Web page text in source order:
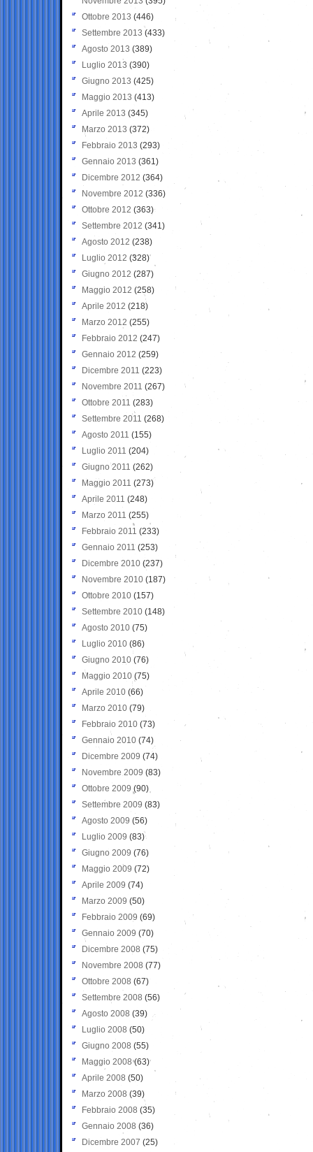
Ottobre 2013 (446)
Settembre 2013 (433)
Agosto 2013 (389)
Luglio 2013 (390)
Giugno 2013 (425)
Maggio 2013 (413)
Aprile 2013 (345)
Marzo 2013 (372)
Febbraio 2013 (293)
Gennaio 2013 (361)
Dicembre 2012 (364)
Novembre 2012 (336)
Ottobre 2012 (363)
Settembre 2012 (341)
Agosto 2012 (238)
Luglio 2012 (328)
Giugno 2012 (287)
Maggio 2012 (258)
Aprile 2012 (218)
Marzo 2012 (255)
Febbraio 2012 (247)
Gennaio 2012 (259)
Dicembre 2011 (223)
Novembre 2011 (267)
Ottobre 2011 (283)
Settembre 2011 (268)
Agosto 2011 (155)
Luglio 2011 (204)
Giugno 2011 (262)
Maggio 2011 (273)
Aprile 2011 (248)
Marzo 2011 (255)
Febbraio 2011 (233)
Gennaio 2011 (253)
Dicembre 2010 (237)
Novembre 2010 (187)
Ottobre 2010 (157)
Settembre 2010 (148)
Agosto 2010 (75)
Luglio 2010 (86)
Giugno 2010 (76)
Maggio 2010 (75)
Aprile 2010 (66)
Marzo 2010 (79)
Febbraio 2010 (73)
Gennaio 2010 (74)
Dicembre 2009 (74)
Novembre 2009 (83)
Ottobre 2009 (90)
Settembre 2009 (83)
Agosto 2009 (56)
Luglio 2009 (83)
Giugno 2009 (76)
Maggio 2009 (72)
Aprile 2009 (74)
Marzo 2009 (50)
Febbraio 2009 (69)
Gennaio 2009 (70)
Dicembre 2008 (75)
Novembre 2008 (77)
Ottobre 2008 (67)
Settembre 2008 (56)
Agosto 2008 (39)
Luglio 2008 (50)
Giugno 2008 (55)
Maggio 2008(63)
Aprile 2008 (50)
Marzo 2008 (39)
Febbraio 2008 (35)
Gennaio 2008 (36)
Dicembre 2007 (25)